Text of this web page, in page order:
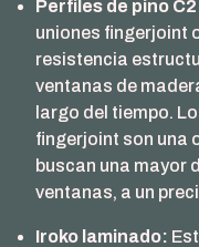
Perfiles de pino
uniones fingerjoint
resistencia
ventanas de
largo del tiempo.
fingerjoint son una
buscan una mayor
ventanas, a un
Iroko laminado: